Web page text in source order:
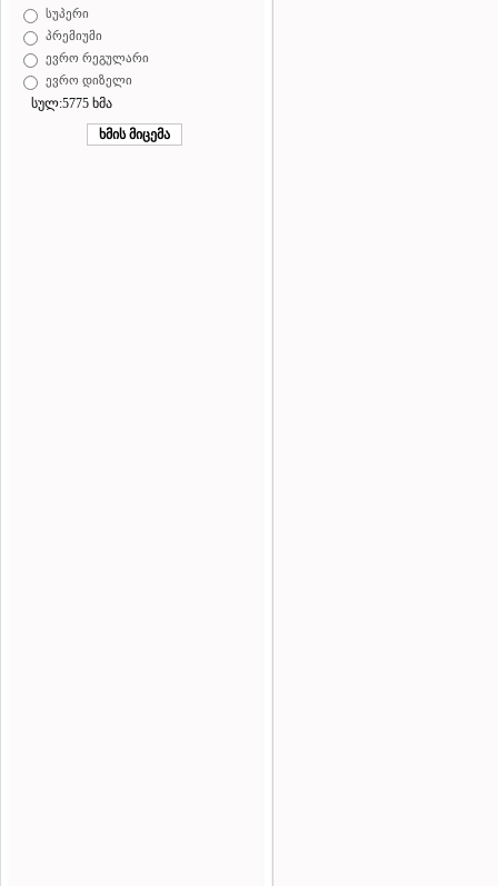
სუპერი
პრემიუმი
ევრო რეგულარი
ევრო დიზელი
სულ:5775 ხმა